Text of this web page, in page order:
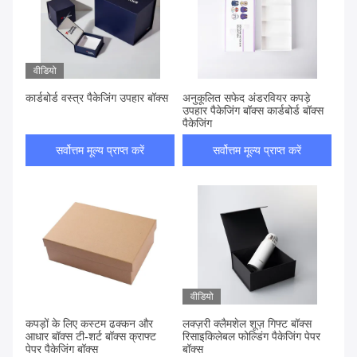
वीडियो
कार्डबोर्ड वस्त्र पैकेजिंग उपहार बॉक्स
सर्वोत्तम मूल्य प्राप्त करें
अनुकूलित सफेद अंडरवियर कपड़े
उपहार पैकेजिंग बॉक्स कार्डबोर्ड बॉक्स
पैकेजिंग
सर्वोत्तम मूल्य प्राप्त करें
कपड़ों के लिए कस्टम ढक्कन और
आधार बॉक्स टी-शर्ट बॉक्स क्राफ्ट
पेपर पैकेजिंग बॉक्स
वीडियो
लक्ज़री क्लैमशेल शूज़ गिफ्ट बॉक्स
रिसाइकिलेबल फोल्डिंग पैकेजिंग पेपर
बॉक्स